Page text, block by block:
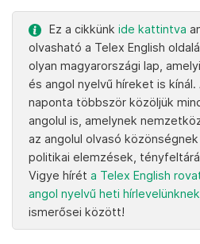
Ez a cikkünk ide kattintva
olvasható a Telex English
olyan magyarországi lap,
és angol nyelvű híreket is kínál.
naponta többször közöljük
angolul is, amelynek
az angolul olvasó
politikai elemzések,
Vigye hírét a Telex English
angol nyelvű heti hírlevelünknek
ismerősei között!